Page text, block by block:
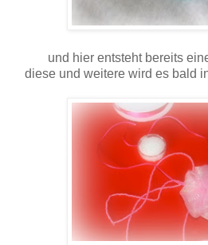
und hier entsteht bereits
diese und weitere wird es bald